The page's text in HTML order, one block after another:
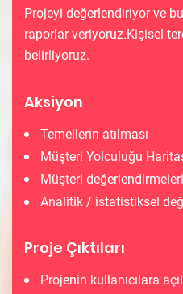
Projeyi değerlendiriyor ve
raporlar veriyoruz.Kişisel
belirliyoruz.
Aksiyon
Temellerin atılması
Müşteri Yolculuğu
Müşteri değerlendirmeleri
Analitik / istatistiksel
Proje Çıktıları
Projenin kullanıcılara